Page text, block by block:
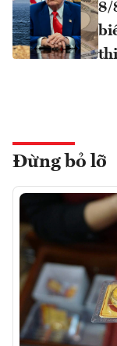
8/
Đừng bỏ lỡ